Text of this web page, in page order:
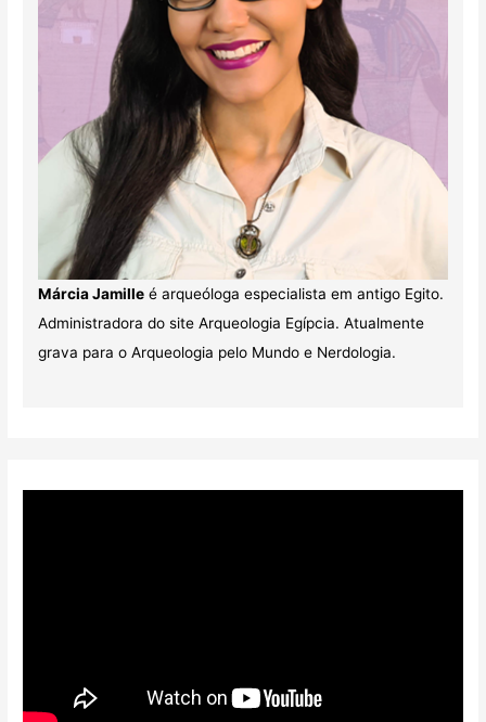
Márcia Jamilleé arqueóloga especialista em antigo Egito.
Administradora do site Arqueologia Egípcia. Atualmente
grava para o Arqueologia pelo Mundo e Nerdologia.